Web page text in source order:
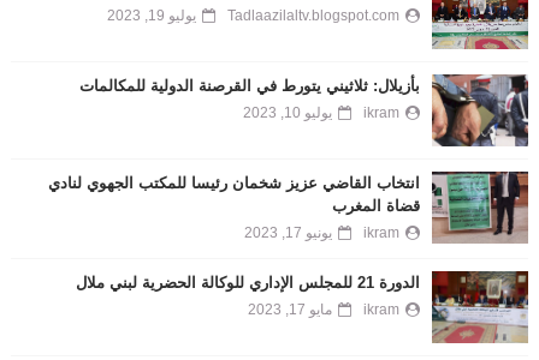
Tadlaazilaltv.blogspot.com يوليو 19, 2023
بأزيلال: ثلاثيني يتورط في القرصنة الدولية للمكالمات
ikram يوليو 10, 2023
انتخاب القاضي عزيز شخمان رئيسا للمكتب الجهوي لنادي
قضاة المغرب
ikram يونيو 17, 2023
الدورة 21 للمجلس الإداري للوكالة الحضرية لبني ملال
ikram مايو 17, 2023